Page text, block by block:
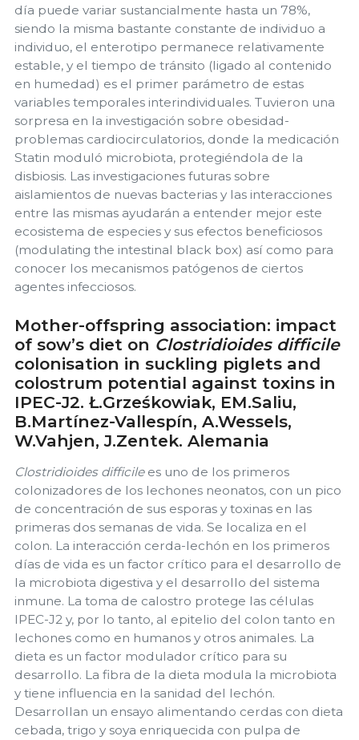
día puede variar sustancialmente hasta un 78%,
siendo la misma bastante constante de individuo a
individuo, el enterotipo permanece relativamente
estable, y el tiempo de tránsito (ligado al contenido
en humedad) es el primer parámetro de estas
variables temporales interindividuales. Tuvieron una
sorpresa en la investigación sobre obesidad-
problemas cardiocirculatorios, donde la medicación
Statin moduló microbiota, protegiéndola de la
disbiosis. Las investigaciones futuras sobre
aislamientos de nuevas bacterias y las interacciones
entre las mismas ayudarán a entender mejor este
ecosistema de especies y sus efectos beneficiosos
(modulating the intestinal black box) así como para
conocer los mecanismos patógenos de ciertos
agentes infecciosos.
Mother-offspring association: impact
of sow’s diet on Clostridioides difficile
colonisation in suckling piglets and
colostrum potential against toxins in
IPEC-J2. Ł.Grześkowiak, EM.Saliu,
B.Martínez-Vallespín, A.Wessels,
W.Vahjen, J.Zentek. Alemania
Clostridioides difficilees uno de los primeros
colonizadores de los lechones neonatos, con un pico
de concentración de sus esporas y toxinas en las
primeras dos semanas de vida. Se localiza en el
colon. La interacción cerda-lechón en los primeros
días de vida es un factor crítico para el desarrollo de
la microbiota digestiva y el desarrollo del sistema
inmune. La toma de calostro protege las células
IPEC-J2 y, por lo tanto, al epitelio del colon tanto en
lechones como en humanos y otros animales. La
dieta es un factor modulador crítico para su
desarrollo. La fibra de la dieta modula la microbiota
y tiene influencia en la sanidad del lechón.
Desarrollan un ensayo alimentando cerdas con dieta
cebada, trigo y soya enriquecida con pulpa de